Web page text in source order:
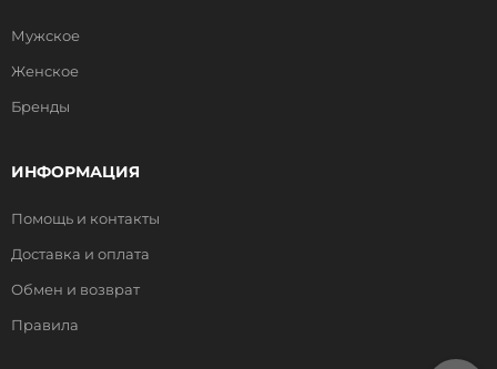
Мужское
Женское
Бренды
ИНФОРМАЦИЯ
Помощь и контакты
Доставка и оплата
Обмен и возврат
Правила